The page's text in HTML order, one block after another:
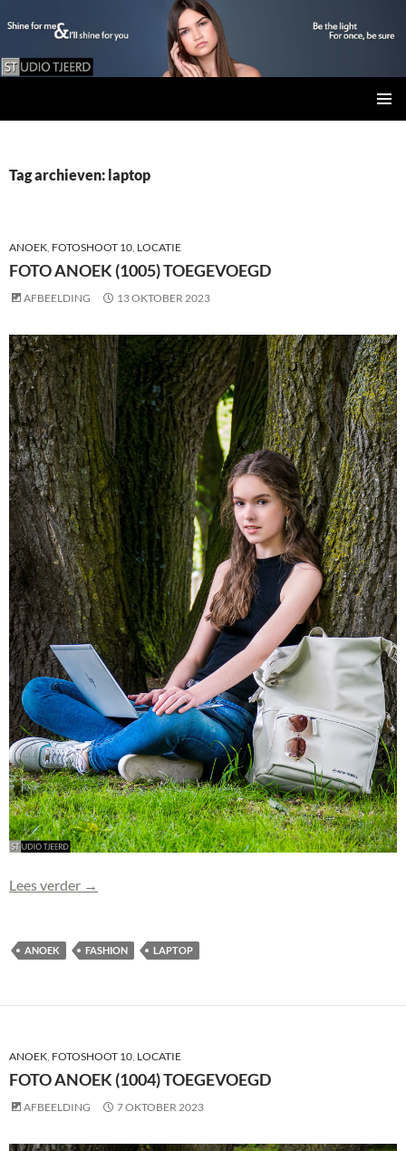
INHOUD
Tag archieven: laptop
ANOEK, FOTOSHOOT 10, LOCATIE
FOTO ANOEK (1005) TOEGEVOEGD
AFBEELDING 13 OKTOBER 2023
Lees verder Foto Anoek (1005) toegevoegd
→
ANOEK FASHION LAPTOP
ANOEK FOTOSHOOT 10 LOCATIE
FOTO ANOEK (1004) TOEGEVOEGD
AFBEELDING 7 OKTOBER 2023